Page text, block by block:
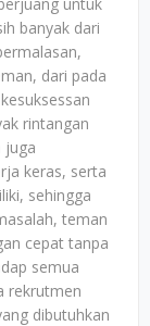
banyak dari
dari pada
rintangan
juga
keras, serta
sehingga
teman
cepat tanpa
semua
rekrutmen
dibutuhkan